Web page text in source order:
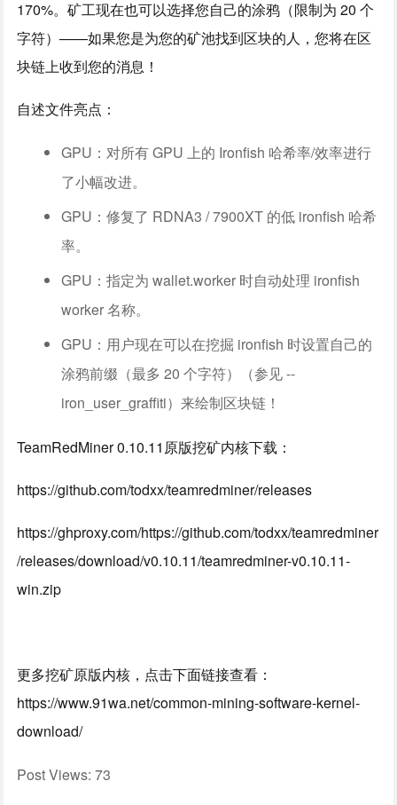
170%。矿工现在也可以选择您自己的涂鸦（限制为 20 个
字符）——如果您是为您的矿池找到区块的人，您将在区
块链上收到您的消息！
自述文件亮点：
GPU：对所有 GPU 上的 Ironfish 哈希率/效率进行
了小幅改进。
GPU：修复了 RDNA3 / 7900XT 的低 ironfish 哈希
率。
GPU：指定为 wallet.worker 时自动处理 ironfish
worker 名称。
GPU：用户现在可以在挖掘 ironfish 时设置自己的
涂鸦前缀（最多 20 个字符）（参见 --
iron_user_graffiti）来绘制区块链！
TeamRedMiner 0.10.11原版挖矿内核下载：
https://github.com/todxx/teamredminer/releases
https://ghproxy.com/https://github.com/todxx/teamredminer
/releases/download/v0.10.11/teamredminer-v0.10.11-
win.zip
更多挖矿原版内核，点击下面链接查看：
https://www.91wa.net/common-mining-software-kernel-
download/
Post Views: 73